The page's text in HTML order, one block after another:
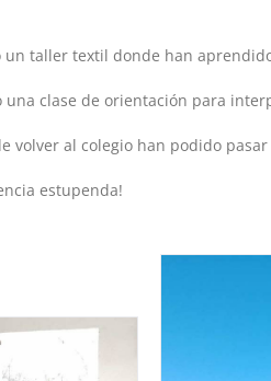
un taller textil donde han
clase de orientación para
volver al colegio han podido
estupenda!